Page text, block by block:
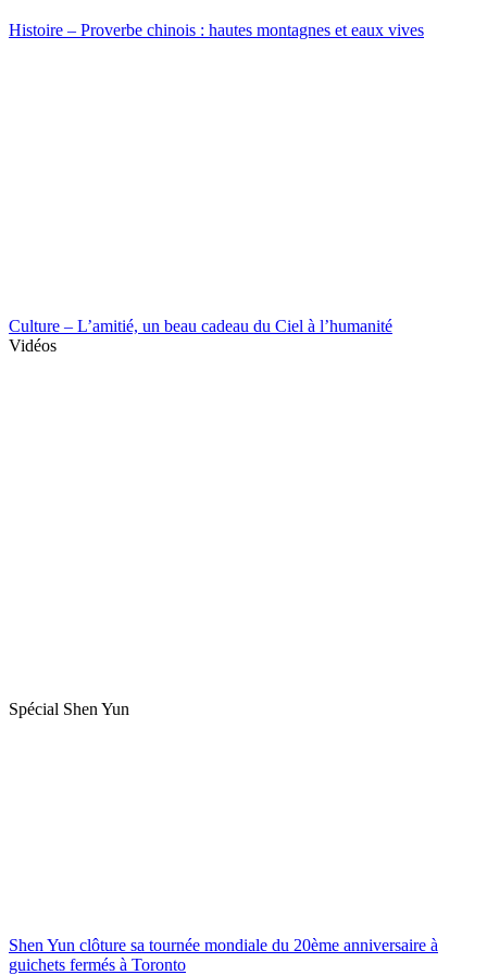
Histoire – Proverbe chinois : hautes montagnes et eaux vives
Culture – L’amitié, un beau cadeau du Ciel à l’humanité
Vidéos
Spécial Shen Yun
Shen Yun clôture sa tournée mondiale du 20ème anniversaire à
guichets fermés à Toronto